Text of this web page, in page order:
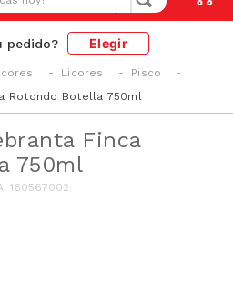
pedido? Elegir
Finca
750ml